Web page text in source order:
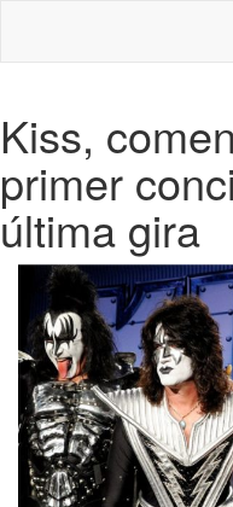
Kiss,
primer
última gira